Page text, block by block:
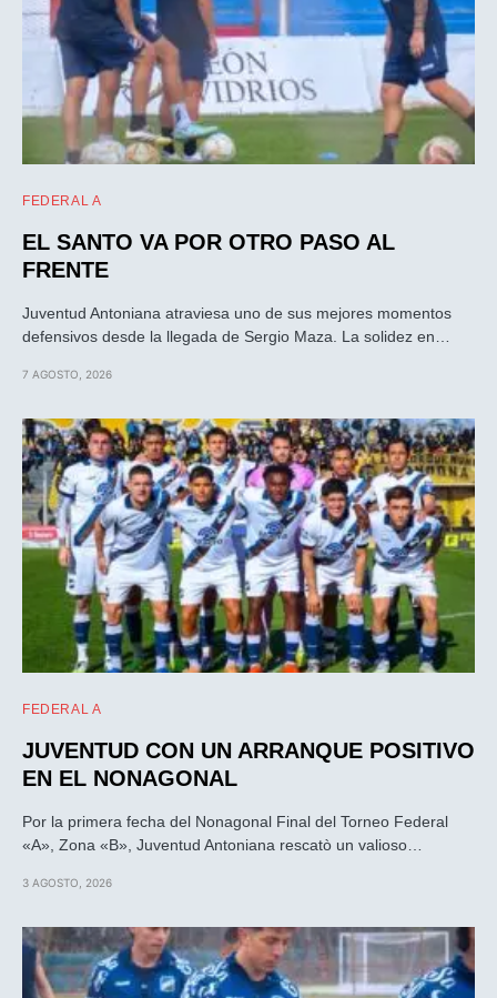
FEDERAL A
EL SANTO VA POR OTRO PASO AL
FRENTE
Juventud Antoniana atraviesa uno de sus mejores momentos
defensivos desde la llegada de Sergio Maza. La solidez en…
7 AGOSTO, 2026
FEDERAL A
JUVENTUD CON UN ARRANQUE POSITIVO
EN EL NONAGONAL
Por la primera fecha del Nonagonal Final del Torneo Federal
«A», Zona «B», Juventud Antoniana rescatò un valioso…
3 AGOSTO, 2026